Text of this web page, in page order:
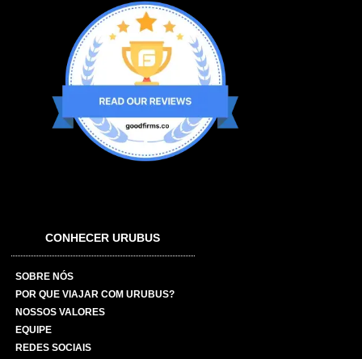
CONHECER URUBUS
SOBRE NÓS
POR QUE VIAJAR COM URUBUS?
NOSSOS VALORES
EQUIPE
REDES SOCIAIS